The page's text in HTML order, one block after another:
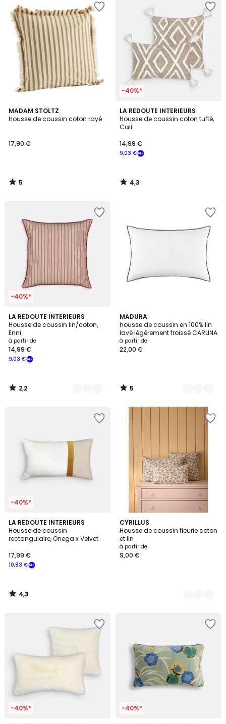
MADAM STOLTZ
Housse de coussin coton rayé
17,90 €
5
/
5
/
-40%*
LA REDOUTE INTERIEURS
Housse de coussin coton tufté,
Cali
9,03 €
14,99 €
4,3
/ 5
4,3
/
-40%*
LA REDOUTE INTERIEURS
Housse de coussin lin/coton,
Enni
à partir de
9,03 €
14,99 €
2,2
/ 5
4
Couleurs
2,2
/
MADURA
housse de coussin en 100% lin
lavé légèrement froissé CARLINA
à partir de
22,00 €
5
/
5
7
Couleurs
5
/
-40%*
LA REDOUTE INTERIEURS
Housse de coussin
rectangulaire, Onega x Velvet
10,83 €
17,99 €
4,3
/ 5
4,3
/
CYRILLUS
Housse de coussin fleurie coton
et lin
à partir de
9,00 €
2
Couleurs
-40%* -40%*